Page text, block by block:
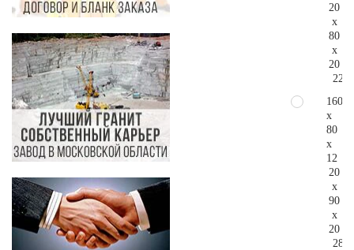
20
x
80
x
20
160
x
80
x
12
20
x
90
x
20